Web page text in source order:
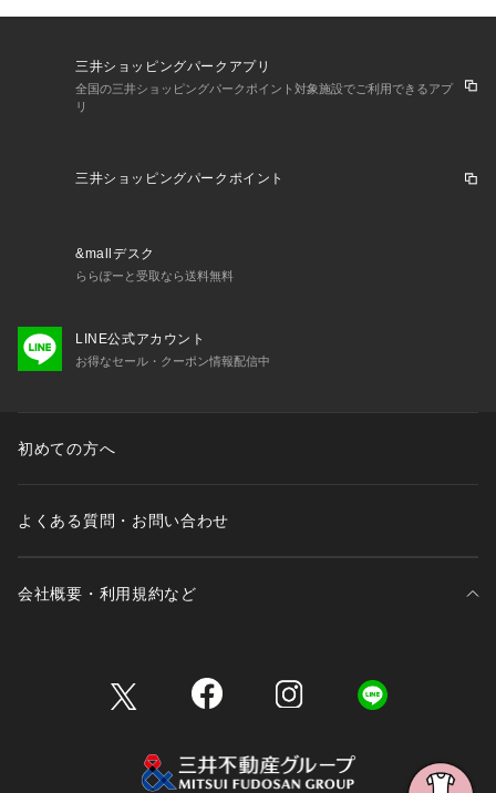
三井ショッピングパークアプリ
全国の三井ショッピングパークポイント対象施設でご利用できるアプ
リ
三井ショッピングパークポイント
&mallデスク
ららぽーと受取なら送料無料
LINE公式アカウント
お得なセール・クーポン情報配信中
初めての方へ
よくある質問・お問い合わせ
会社概要・利用規約など